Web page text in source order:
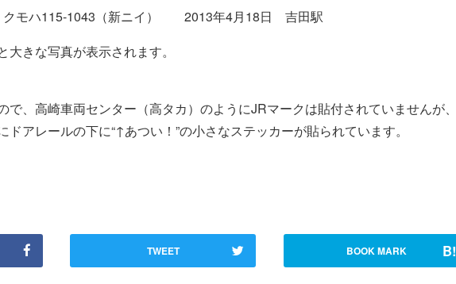
クモハ115-1043（新ニイ） 2013年4月18日 吉田駅
きな写真が表示されます。
で、高崎車両センター（高タカ）のようにJRマークは貼付されていませんが、
ドアレールの下に“↑あつい！”の小さなステッカーが貼られています。
TWEET BOOK MARK B!